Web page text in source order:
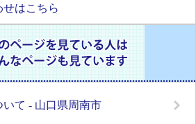
せはこちら
て - 山口県周南市